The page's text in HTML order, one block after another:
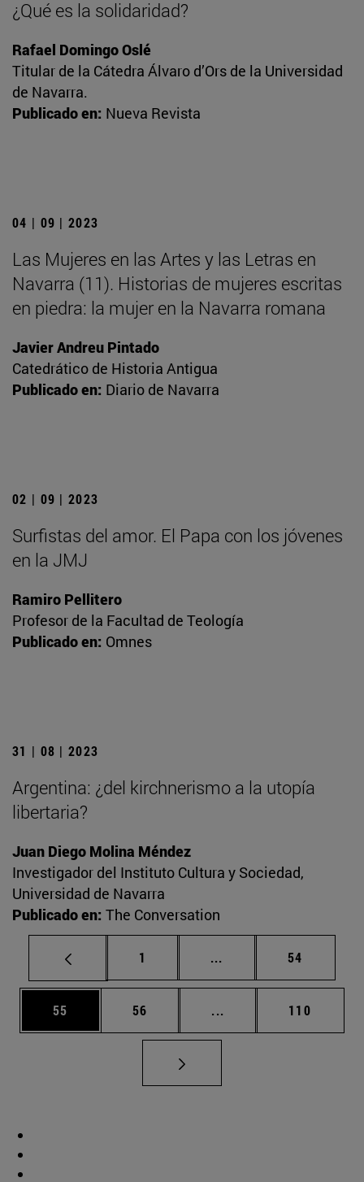
¿Qué es la solidaridad?
Rafael Domingo Oslé
Titular de la Cátedra Álvaro d’Ors de la Universidad
de Navarra.
Publicado en: Nueva Revista
04 | 09 | 2023
Las Mujeres en las Artes y las Letras en
Navarra (11). Historias de mujeres escritas
en piedra: la mujer en la Navarra romana
Javier Andreu Pintado
Catedrático de Historia Antigua
Publicado en: Diario de Navarra
02 | 09 | 2023
Surfistas del amor. El Papa con los jóvenes
en la JMJ
Ramiro Pellitero
Profesor de la Facultad de Teología
Publicado en: Omnes
31 | 08 | 2023
Argentina: ¿del kirchnerismo a la utopía
libertaria?
Juan Diego Molina Méndez
Investigador del Instituto Cultura y Sociedad,
Universidad de Navarra
Publicado en: The Conversation
Página
1 ... Páginas intermedias
Página
54
Página
55 Página
56 ... Páginas intermedias
Página
110